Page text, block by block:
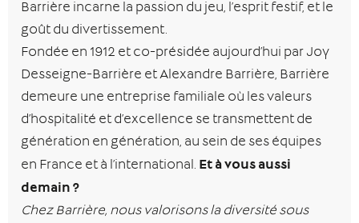
Barrière incarne la passion du jeu, l’esprit festif, et le
goût du divertissement.
Fondée en 1912 et co-présidée aujourd’hui par Joy
Desseigne-Barrière et Alexandre Barrière, Barrière
demeure une entreprise familiale où les valeurs
d’hospitalité et d’excellence se transmettent de
génération en génération, au sein de ses équipes
en France et à l’international. Et à vous aussi
demain ?
Chez Barrière, nous valorisons la diversité sous